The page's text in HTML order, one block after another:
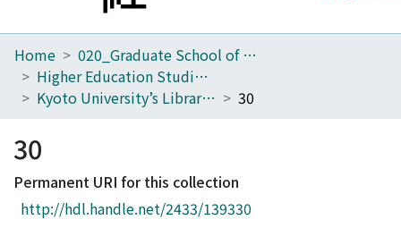
Home
Communities
Download Ranking
Access Statistics
Home
020_Graduate School of Education
Higher Education Studies Course (Old Center for the Promotion of Excellence in Higher Education)
Kyoto University’s Library of Higher Education Research
30
30
Permanent URI for this collection
http://hdl.handle.net/2433/139330